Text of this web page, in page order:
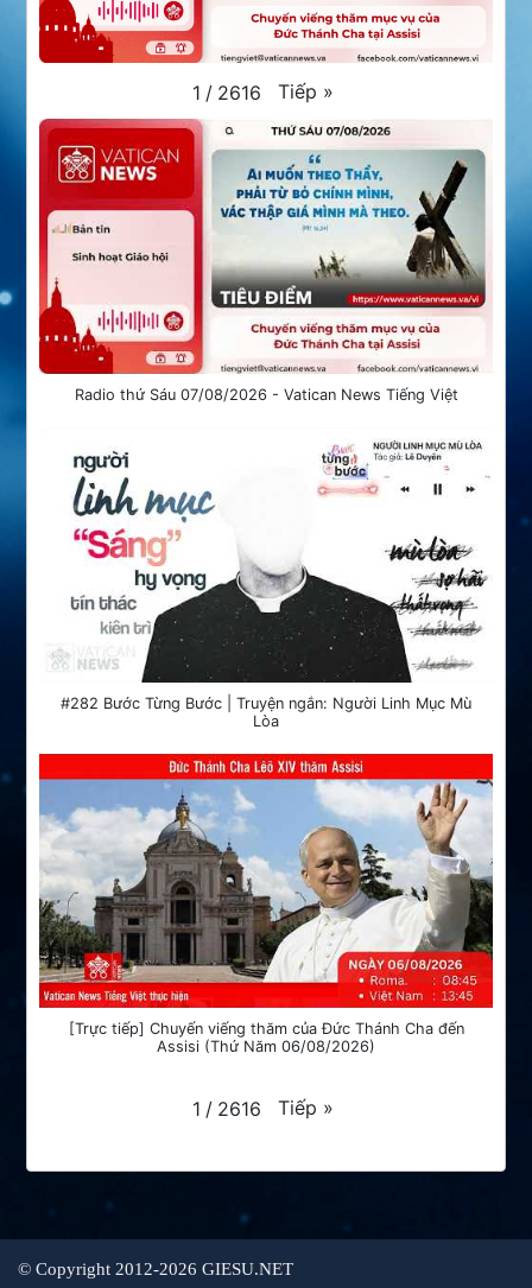
1 / 2616 Tiếp »
Radio thứ Sáu 07/08/2026 - Vatican News Tiếng Việt
#282 Bước Từng Bước | Truyện ngắn: Người Linh Mục Mù
Lòa
[Trực tiếp] Chuyến viếng thăm của Đức Thánh Cha đến
Assisi (Thứ Năm 06/08/2026)
1 / 2616 Tiếp »
© Copyright 2012-2026 GIESU.NET